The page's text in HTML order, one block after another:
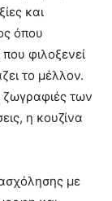
και
όπου
φιλοξενεί
το μέλλον.
ζωγραφιές των
η κουζίνα
με